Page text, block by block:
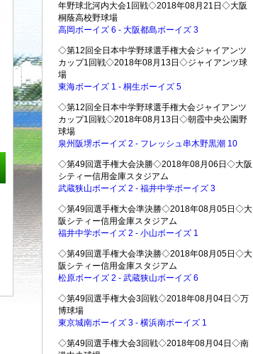
年野球北河内大会1回戦◇2018年08月21日◇大阪
桐蔭高校野球場
高岡ボーイズ 6 - 大阪都島ボーイズ 3
◇第12回全日本中学野球選手権大会ジャイアンツ
カップ1回戦◇2018年08月13日◇ジャイアンツ球
場
東海ボーイズ 1 - 桐生ボーイズ 5
◇第12回全日本中学野球選手権大会ジャイアンツ
カップ1回戦◇2018年08月13日◇朝霞中央公園野
球場
泉州阪堺ボーイズ 2 - フレッシュ串木野黒潮 10
◇第49回選手権大会決勝◇2018年08月06日◇大阪
シティー信用金庫スタジアム
武蔵狭山ボーイズ 2 - 福井中学ボーイズ 3
◇第49回選手権大会準決勝◇2018年08月05日◇大
阪シティー信用金庫スタジアム
福井中学ボーイズ 2 - 小山ボーイズ 1
◇第49回選手権大会準決勝◇2018年08月05日◇大
阪シティー信用金庫スタジアム
松原ボーイズ 2 - 武蔵狭山ボーイズ 6
◇第49回選手権大会3回戦◇2018年08月04日◇万
博球場
東京城南ボーイズ 3 - 横浜南ボーイズ 1
◇第49回選手権大会3回戦◇2018年08月04日◇南